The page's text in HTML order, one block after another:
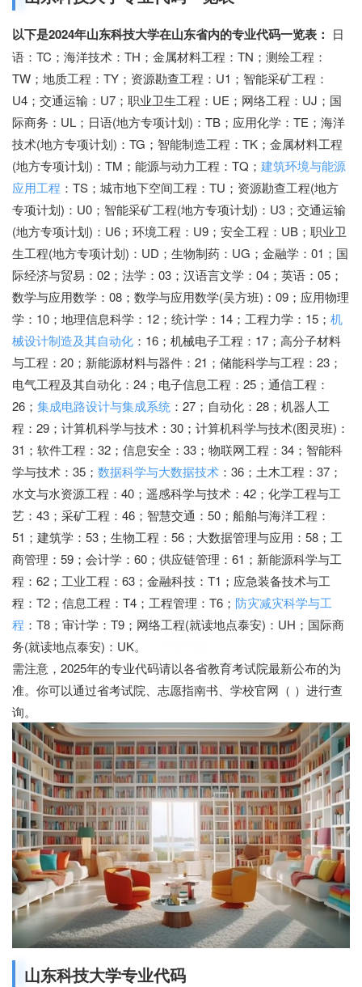
以下是2024年山东科技大学在山东省内的专业代码一览表： 日
语：TC；海洋技术：TH；金属材料工程：TN；测绘工程：
TW；地质工程：TY；资源勘查工程：U1；智能采矿工程：
U4；交通运输：U7；职业卫生工程：UE；网络工程：UJ；国
际商务：UL；日语(地方专项计划)：TB；应用化学：TE；海洋
技术(地方专项计划)：TG；智能制造工程：TK；金属材料工程
(地方专项计划)：TM；能源与动力工程：TQ； 建筑环境与能源
应用工程 ：TS；城市地下空间工程：TU；资源勘查工程(地方
专项计划)：U0；智能采矿工程(地方专项计划)：U3；交通运输
(地方专项计划)：U6；环境工程：U9；安全工程：UB；职业卫
生工程(地方专项计划)：UD；生物制药：UG；金融学：01；国
际经济与贸易：02；法学：03；汉语言文学：04；英语：05；
数学与应用数学：08；数学与应用数学(吴方班)：09；应用物理
学：10；地理信息科学：12；统计学：14；工程力学：15； 机
械设计制造及其自动化 ：16；机械电子工程：17；高分子材料
与工程：20；新能源材料与器件：21；储能科学与工程：23；
电气工程及其自动化：24；电子信息工程：25；通信工程：
26； 集成电路设计与集成系统 ：27；自动化：28；机器人工
程：29；计算机科学与技术：30；计算机科学与技术(图灵班)：
31；软件工程：32；信息安全：33；物联网工程：34；智能科
学与技术：35； 数据科学与大数据技术 ：36；土木工程：37；
水文与水资源工程：40；遥感科学与技术：42；化学工程与工
艺：43；采矿工程：46；智慧交通：50；船舶与海洋工程：
51；建筑学：53；生物工程：56；大数据管理与应用：58；工
商管理：59；会计学：60；供应链管理：61；新能源科学与工
程：62；工业工程：63；金融科技：T1；应急装备技术与工
程：T2；信息工程：T4；工程管理：T6； 防灾减灾科学与工
程 ：T8；审计学：T9；网络工程(就读地点泰安)：UH；国际商
务(就读地点泰安)：UK。
需注意，2025年的专业代码请以各省教育考试院最新公布的为
准。你可以通过省考试院、志愿指南书、学校官网（ ）进行查
询。
山东科技大学专业代码